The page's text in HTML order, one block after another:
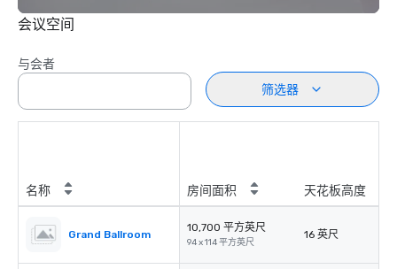
会议空间
与会者
筛选器
名称 房间面积 天花板高度
Grand Ballroom
10,700 平方英尺
94 x 114 平方英尺
16 英尺